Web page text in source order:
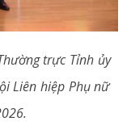
trực Tỉnh ủy
Liên hiệp Phụ nữ